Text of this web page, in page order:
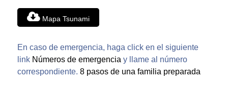
Mapa Tsunami
En caso de emergencia, haga click en el siguiente
link Números de emergencia y llame al número
correspondiente. 8 pasos de una familia preparada